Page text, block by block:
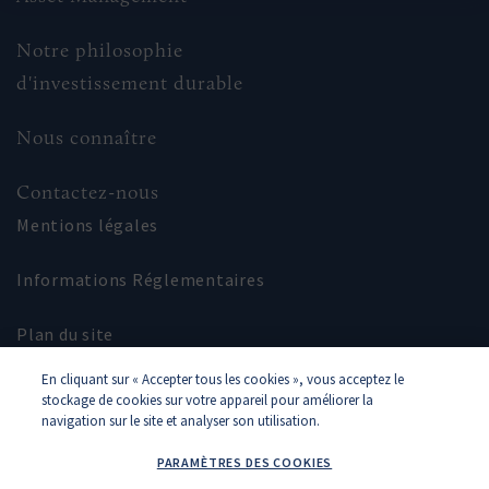
Notre philosophie
d'investissement durable
Nous connaître
Contactez-nous
Mentions légales
Informations Réglementaires
Plan du site
Glossaire
En cliquant sur « Accepter tous les cookies », vous acceptez le
stockage de cookies sur votre appareil pour améliorer la
navigation sur le site et analyser son utilisation.
PARAMÈTRES DES COOKIES